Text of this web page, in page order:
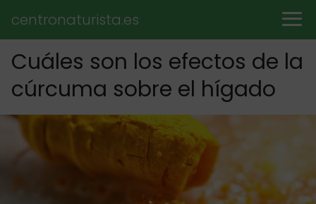
centronaturista.es
Cuáles son los efectos de la
cúrcuma sobre el hígado